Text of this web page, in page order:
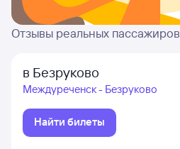
Отзывы реальных пассажиров
в Безруково
Междуреченск - Безруково
Найти билеты